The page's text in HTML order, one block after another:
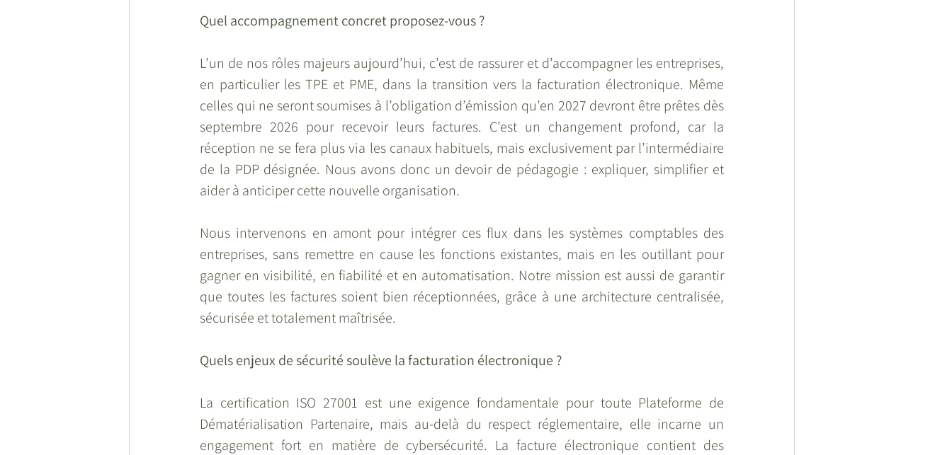
Quel accompagnement concret proposez-vous ?
L’un de nos rôles majeurs aujourd’hui, c’est de rassurer et d’accompagner les entreprises,
en particulier les TPE et PME, dans la transition vers la facturation électronique. Même
celles qui ne seront soumises à l’obligation d’émission qu’en 2027 devront être prêtes dès
septembre 2026 pour recevoir leurs factures. C’est un changement profond, car la
réception ne se fera plus via les canaux habituels, mais exclusivement par l’intermédiaire
de la PDP désignée. Nous avons donc un devoir de pédagogie : expliquer, simplifier et
aider à anticiper cette nouvelle organisation.
Nous intervenons en amont pour intégrer ces flux dans les systèmes comptables des
entreprises, sans remettre en cause les fonctions existantes, mais en les outillant pour
gagner en visibilité, en fiabilité et en automatisation. Notre mission est aussi de garantir
que toutes les factures soient bien réceptionnées, grâce à une architecture centralisée,
sécurisée et totalement maîtrisée.
Quels enjeux de sécurité soulève la facturation électronique ?
La certification ISO 27001 est une exigence fondamentale pour toute Plateforme de
Dématérialisation Partenaire, mais au-delà du respect réglementaire, elle incarne un
engagement fort en matière de cybersécurité. La facture électronique contient des